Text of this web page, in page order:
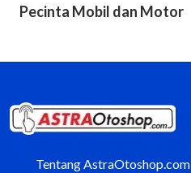
Pecinta Mobil dan Motor
Tentang AstraOtoshop.com